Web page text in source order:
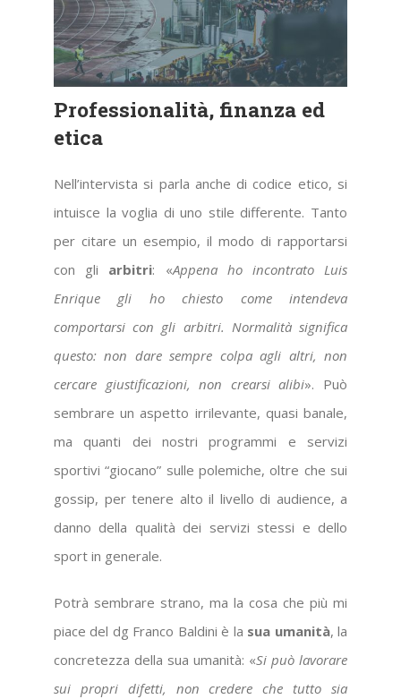
Professionalità, finanza ed
etica
Nell’intervista si parla anche di codice etico, si
intuisce la voglia di uno stile differente. Tanto
per citare un esempio, il modo di rapportarsi
con gli arbitri: «Appena ho incontrato Luis
Enrique gli ho chiesto come intendeva
comportarsi con gli arbitri. Normalità significa
questo: non dare sempre colpa agli altri, non
cercare giustificazioni, non crearsi alibi». Può
sembrare un aspetto irrilevante, quasi banale,
ma quanti dei nostri programmi e servizi
sportivi “giocano” sulle polemiche, oltre che sui
gossip, per tenere alto il livello di audience, a
danno della qualità dei servizi stessi e dello
sport in generale.
Potrà sembrare strano, ma la cosa che più mi
piace del dg Franco Baldini è la sua umanità, la
concretezza della sua umanità: «Si può lavorare
sui propri difetti, non credere che tutto sia